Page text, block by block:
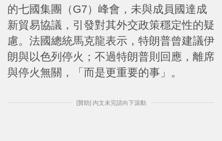
的七國集團（G7）峰會，未與成員國達成
新貿易協議，引發對其外交政策穩定性的疑
慮。法國總統馬克龍表示，特朗普曾建議伊
朗與以色列停火；不過特朗普則回應，離席
與停火無關，「而是更重要的事」。
[贊助] 內文未完請向下滾動